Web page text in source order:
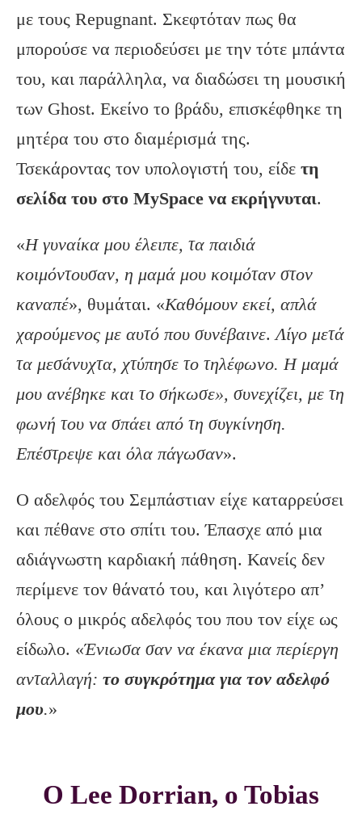
με τους Repugnant. Σκεφτόταν πως θα
μπορούσε να περιοδεύσει με την τότε μπάντα
του, και παράλληλα, να διαδώσει τη μουσική
των Ghost. Εκείνο το βράδυ, επισκέφθηκε τη
μητέρα του στο διαμέρισμά της.
Τσεκάροντας τον υπολογιστή του, είδε τη
σελίδα του στο MySpace να εκρήγνυται.
«Η γυναίκα μου έλειπε, τα παιδιά
κοιμόντουσαν, η μαμά μου κοιμόταν στον
καναπέ», θυμάται. «Καθόμουν εκεί, απλά
χαρούμενος με αυτό που συνέβαινε. Λίγο μετά
τα μεσάνυχτα, χτύπησε το τηλέφωνο. Η μαμά
μου ανέβηκε και το σήκωσε», συνεχίζει, με τη
φωνή του να σπάει από τη συγκίνηση.
Επέστρεψε και όλα πάγωσαν».
Ο αδελφός του Σεμπάστιαν είχε καταρρεύσει
και πέθανε στο σπίτι του. Έπασχε από μια
αδιάγνωστη καρδιακή πάθηση. Κανείς δεν
περίμενε τον θάνατό του, και λιγότερο απ’
όλους ο μικρός αδελφός του που τον είχε ως
είδωλο. «Ένιωσα σαν να έκανα μια περίεργη
ανταλλαγή: το συγκρότημα για τον αδελφό
μου.»
Ο Lee Dorrian, o Tobias